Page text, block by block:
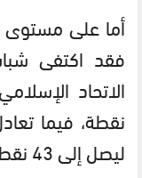
أما على مستوى
فقد اكتفى
نقطة، فيما
ليصل إلى 43 نقطة في المركز الرابع.